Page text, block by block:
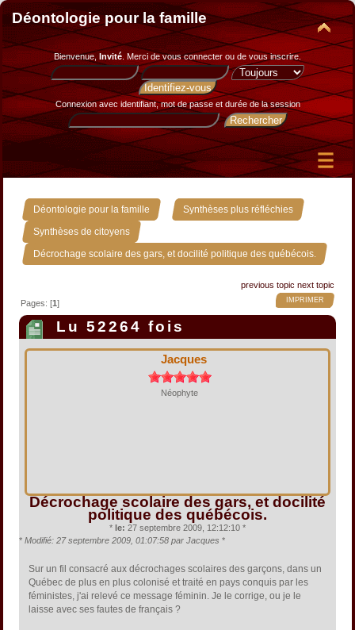
Déontologie pour la famille
Bienvenue, Invité. Merci devous connecter ou de vous inscrire.
Connexion avec identifiant, mot de passe et durée de la session
Déontologie pour la famille » Synthèses plus réfléchies »
Synthèses de citoyens »
Décrochage scolaire des gars, et docilité politique des québécois.
previous topic next topic
IMPRIMER
Pages: [1]
Lu 52264 fois
Jacques
Néophyte
Décrochage scolaire des gars, et docilité
politique des québécois.
* le: 27 septembre 2009, 12:12:10 *
* Modifié: 27 septembre 2009, 01:07:58 par Jacques *
Sur un fil consacré aux décrochages scolaires des garçons, dans un
Québec de plus en plus colonisé et traité en pays conquis par les
féministes, j'ai relevé ce message féminin. Je le corrige, ou je le
laisse avec ses fautes de français ?